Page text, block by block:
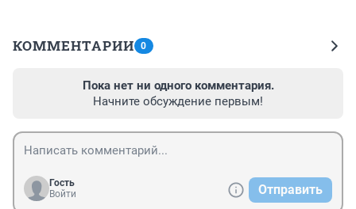
КОММЕНТАРИИ 0
Пока нет ни одного комментария.
Начните обсуждение первым!
Гость
Войти
Отправить